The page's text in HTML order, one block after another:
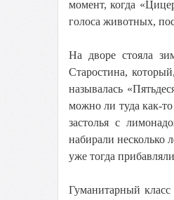
момент, когда
голоса животных,
На дворе стояла
Старостина,
называлась
можно ли туда как-
застолья с
набирали несколько
уже тогда
Гуманитарный